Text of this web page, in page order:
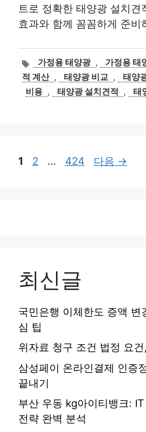
트로 정확한 태양광 설치
효과와 함께 꼼꼼하게 준
태
그
가정용 태양광 , 가정용 태
적 계산 , 태양광 비교 , 태양
비용 , 태양광 설치견적 , 태
페
1
페
2 …
페
424 다음 →
최신글
국민은행 이체한도 증액 변
심 팁
위자료 청구 조건 법정 요
삼성페이 온라인결제 인증
끝내기
부산 우동 kg아이티뱅크:
전략 완벽 분석